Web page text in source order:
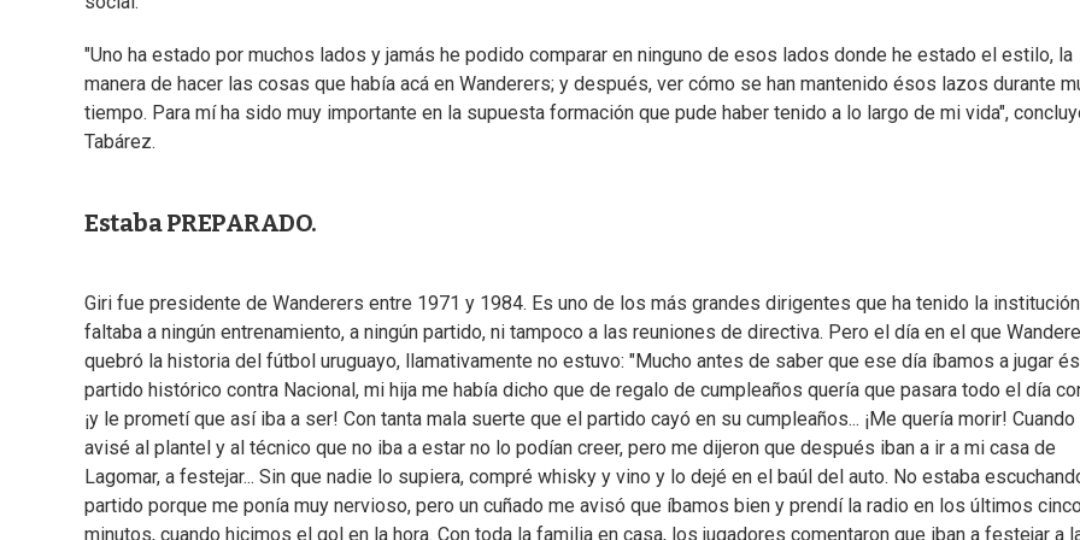
"Uno ha estado por muchos lados y jamás he podido comparar en ninguno de esos lados donde he estado el estilo, la
manera de hacer las cosas que había acá en Wanderers; y después, ver cómo se han mantenido ésos lazos durante
tiempo. Para mí ha sido muy importante en la supuesta formación que pude haber tenido a lo largo de mi vida",
Tabárez.
Estaba PREPARADO.
Giri fue presidente de Wanderers entre 1971 y 1984. Es uno de los más grandes dirigentes que ha tenido la
faltaba a ningún entrenamiento, a ningún partido, ni tampoco a las reuniones de directiva. Pero el día en el que
quebró la historia del fútbol uruguayo, llamativamente no estuvo: "Mucho antes de saber que ese día íbamos a jugar
partido histórico contra Nacional, mi hija me había dicho que de regalo de cumpleaños quería que pasara todo el día
¡y le prometí que así iba a ser! Con tanta mala suerte que el partido cayó en su cumpleaños... ¡Me quería morir! Cuando
avisé al plantel y al técnico que no iba a estar no lo podían creer, pero me dijeron que después iban a ir a mi casa de
Lagomar, a festejar... Sin que nadie lo supiera, compré whisky y vino y lo dejé en el baúl del auto. No estaba
partido porque me ponía muy nervioso, pero un cuñado me avisó que íbamos bien y prendí la radio en los últimos cinco
minutos, cuando hicimos el gol en la hora. Con toda la familia en casa, los jugadores comentaron que iban a festejar a